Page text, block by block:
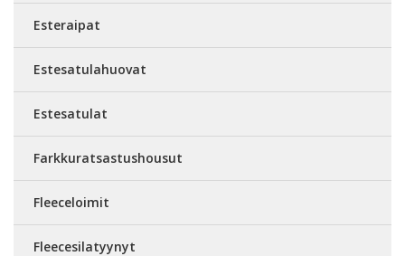
Esteraipat
Estesatulahuovat
Estesatulat
Farkkuratsastushousut
Fleeceloimit
Fleecesilatyynyt